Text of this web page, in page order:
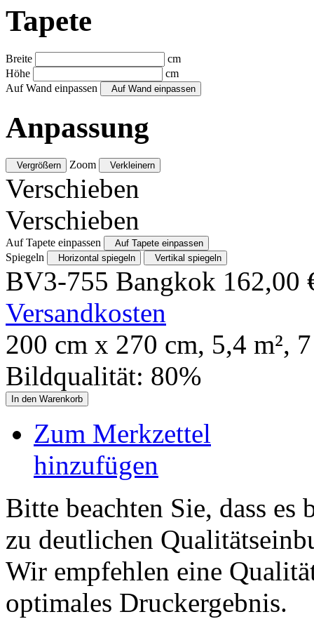
Tapete
Breite
cm
Höhe
cm
Auf Wand einpassen
Auf Wand einpassen
Anpassung
Vergrößern Zoom Verkleinern
Verschieben
Verschieben
Auf Tapete einpassen Auf Tapete einpassen
Spiegeln Horizontal spiegeln Vertikal spiegeln
BV3-755 Bangkok 162,00
Versandkosten
200 cm x 270 cm, 5,4 m², 7
Bildqualität: 80%
In den Warenkorb
Zum Merkzettel
hinzufügen
Bitte beachten Sie, dass
zu deutlichen
Wir empfehlen eine
optimales Druckergebnis.